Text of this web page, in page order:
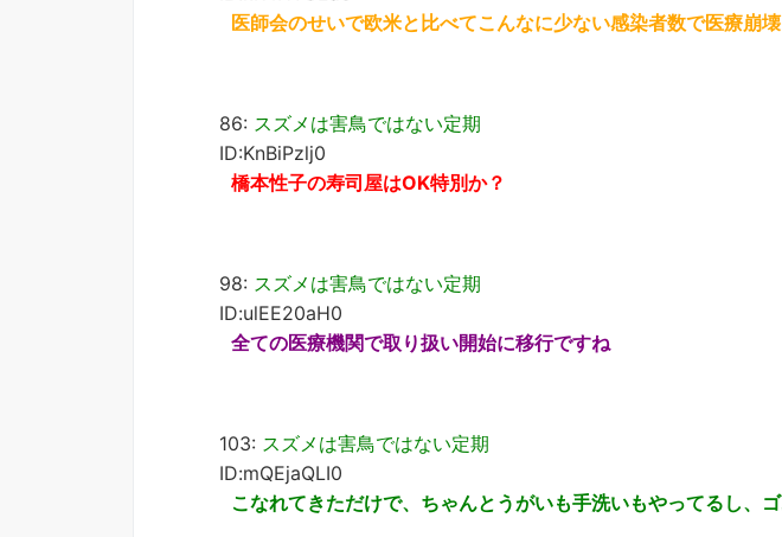
医師会のせいで欧米と比べてこんなに少ない感染者数で医療崩
86: スズメは害鳥ではない定期
ID:KnBiPzlj0
橋本性子の寿司屋はOK特別か？
98: スズメは害鳥ではない定期
ID:ulEE20aH0
全ての医療機関で取り扱い開始に移行ですね
103: スズメは害鳥ではない定期
ID:mQEjaQLI0
こなれてきただけで、ちゃんとうがいも手洗いもやってるし、ゴ